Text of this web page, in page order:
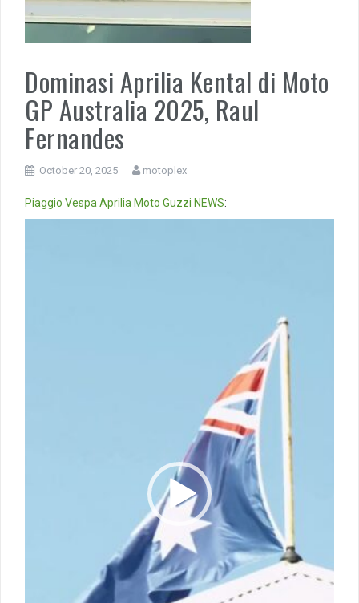
Dominasi Aprilia Kental di Moto
GP Australia 2025, Raul
Fernandes
October 20, 2025 motoplex
Piaggio Vespa Aprilia Moto Guzzi NEWS: